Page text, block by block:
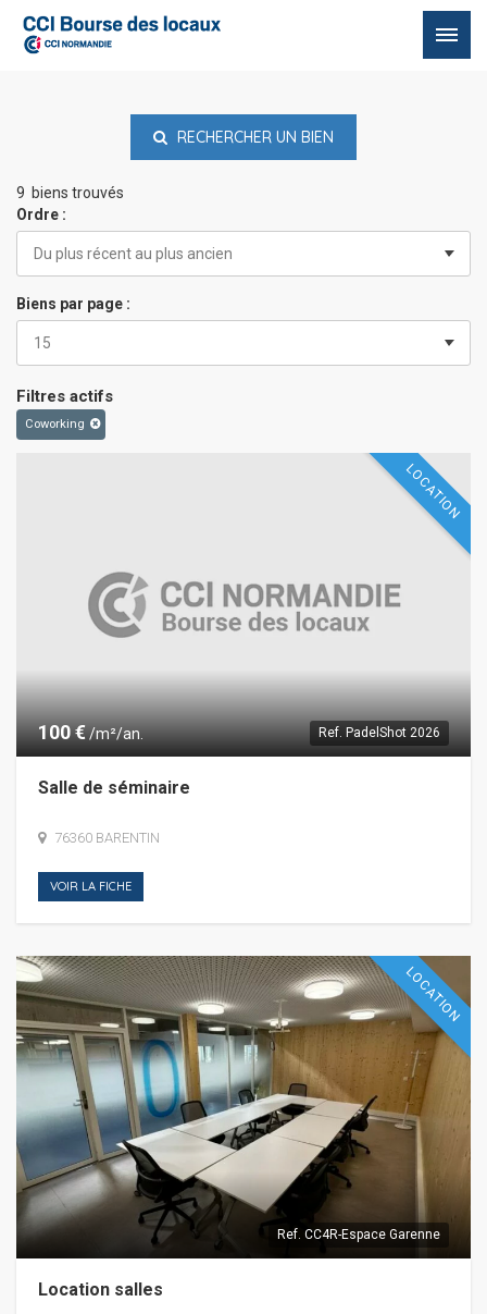
RECHERCHER UN BIEN
9 biens trouvés
Ordre :
Biens par page :
Filtres actifs
Coworking
LOCATION
100 €/m²/an. Ref. PadelShot 2026
Salle de séminaire
76360 BARENTIN
VOIR LA FICHE
LOCATION
Ref. CC4R-Espace Garenne
Location salles